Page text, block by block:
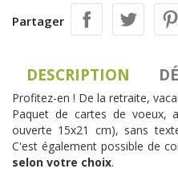
Partager
DESCRIPTION
Profitez-en ! De la retraite,
Paquet de cartes de voeux,
ouverte 15x21 cm), sans
C'est également possible de
selon votre choix.